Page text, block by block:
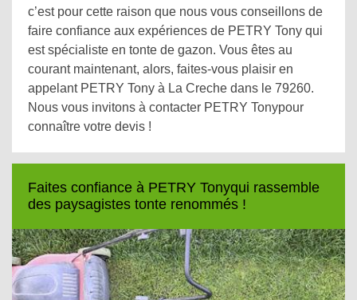
c’est pour cette raison que nous vous conseillons de
faire confiance aux expériences de PETRY Tony qui
est spécialiste en tonte de gazon. Vous êtes au
courant maintenant, alors, faites-vous plaisir en
appelant PETRY Tony à La Creche dans le 79260.
Nous vous invitons à contacter PETRY Tonypour
connaître votre devis !
Faites confiance à PETRY Tonyqui rassemble
des paysagistes tonte renommés !